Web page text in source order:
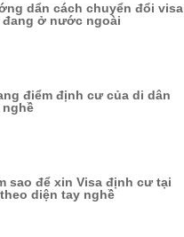
dẩn cách chuyển đổi visa
đang ở nước ngoài
điểm định cư của di dân
nghề
sao để xin Visa định cư tại
diện tay nghề